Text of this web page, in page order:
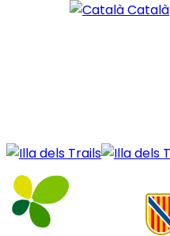
Català